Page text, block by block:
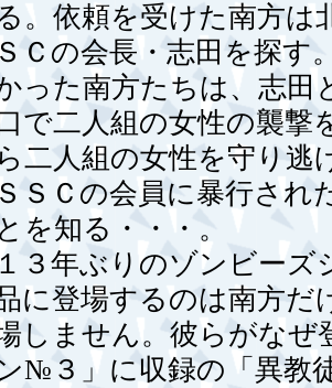
。依頼を受けた南方は
Ｃの会長・志田を探す
った南方たちは、志田
で二人組の女性の襲
二人組の女性を守り逃
ＳＣの会員に暴行さ
を知る・・・。
３年ぶりのゾンビーズ
に登場するのは南方だ
しません。彼らがなぜ
№３」に収録の「異教